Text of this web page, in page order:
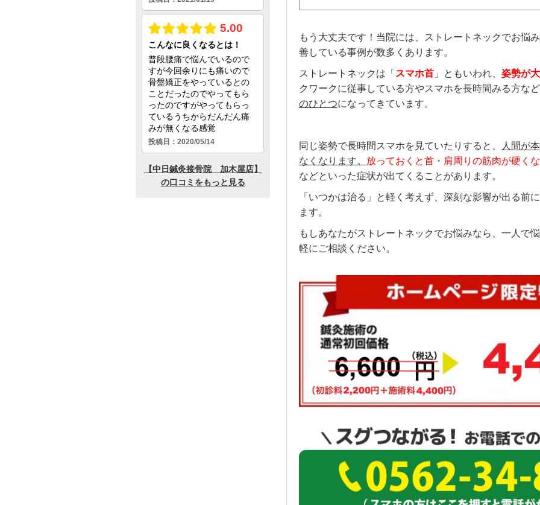
もう大丈夫です！当院には、ストレートネックでお悩
善している事例が数多くあります。
ストレートネックは「 スマホ首」ともいわれ、 姿勢が
クワークに従事している方やスマホを長時間みる方な
のひとつになってきています。
同じ姿勢で長時間スマホを見ていたりすると、
人間が
なくなります。 放っておくと首・肩周りの筋肉が硬く
などといった症状が出てくることがあります。
「いつかは治る」と軽く考えず、深刻な影響が出る前
ます。
もしあなたがストレートネックでお悩みなら、一人で
軽にご相談ください。